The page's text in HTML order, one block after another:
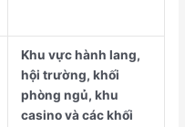
Khu vực hành lang,
hội trường, khối
phòng ngủ, khu
casino và các khối